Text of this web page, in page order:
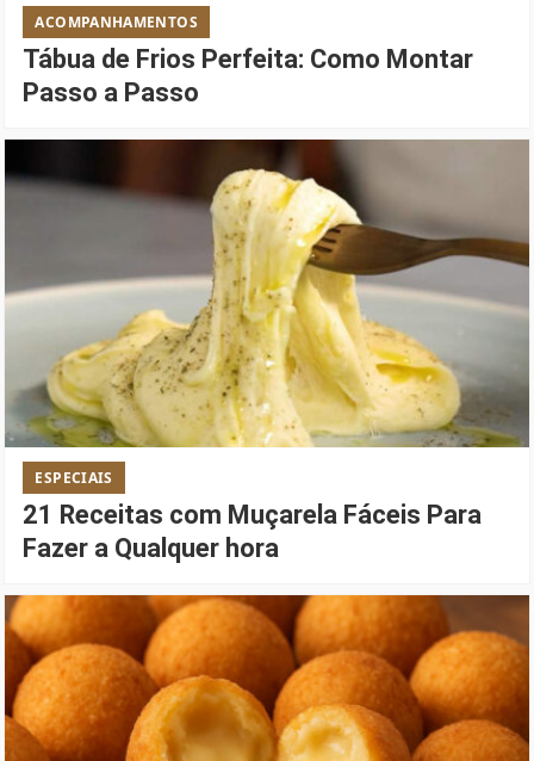
ACOMPANHAMENTOS
Tábua de Frios Perfeita: Como Montar
Passo a Passo
ESPECIAIS
21 Receitas com Muçarela Fáceis Para
Fazer a Qualquer hora